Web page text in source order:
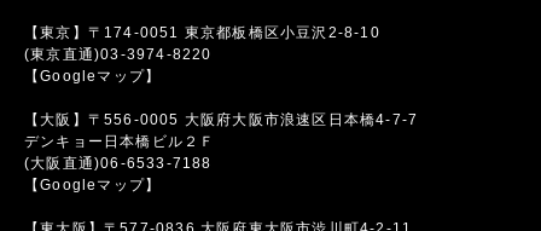
【東京】〒174-0051 東京都板橋区小豆沢2-8-10
(東京直通)03-3974-8220
【Googleマップ】
【大阪】〒556-0005 大阪府大阪市浪速区日本橋4-7-7
デンキョー日本橋ビル２Ｆ
(大阪直通)06-6533-7188
【Googleマップ】